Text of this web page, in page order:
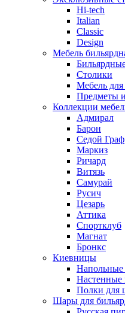
Hi-tech
Italian
Сlassic
Design
Мебель
Столики
Мебель для
Предметы
Коллекции
Адмирал
Барон
Седой Граф
Маркиз
Ричард
Витязь
Самурай
Русич
Цезарь
Аттика
Спортклуб
Магнат
Бронкс
Киевницы
Полки для
Шары для